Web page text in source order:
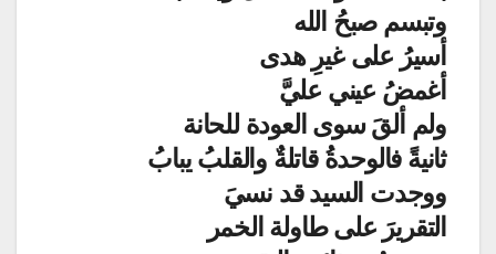
وتبسم صبحُ الله
أسيرُ على غيرِ هدى
أغمضُ عيني عليَّ
ولم ألقَ سوى العودة للحانة
ثانيةً فالوحدةُ قاتلةٌ والقلبُ يبابُ
ووجدت السيد قد نسيَ
التقريرَ على طاولة الخمر